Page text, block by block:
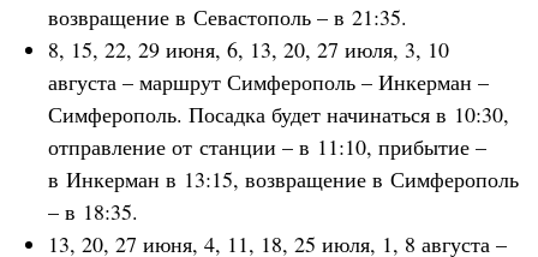
возвращение в Севастополь – в 21:35.
8, 15, 22, 29 июня, 6, 13, 20, 27 июля, 3, 10
августа – маршрут Симферополь – Инкерман –
Симферополь. Посадка будет начинаться в 10:30,
отправление от станции – в 11:10, прибытие –
в Инкерман в 13:15, возвращение в Симферополь
– в 18:35.
13, 20, 27 июня, 4, 11, 18, 25 июля, 1, 8 августа –